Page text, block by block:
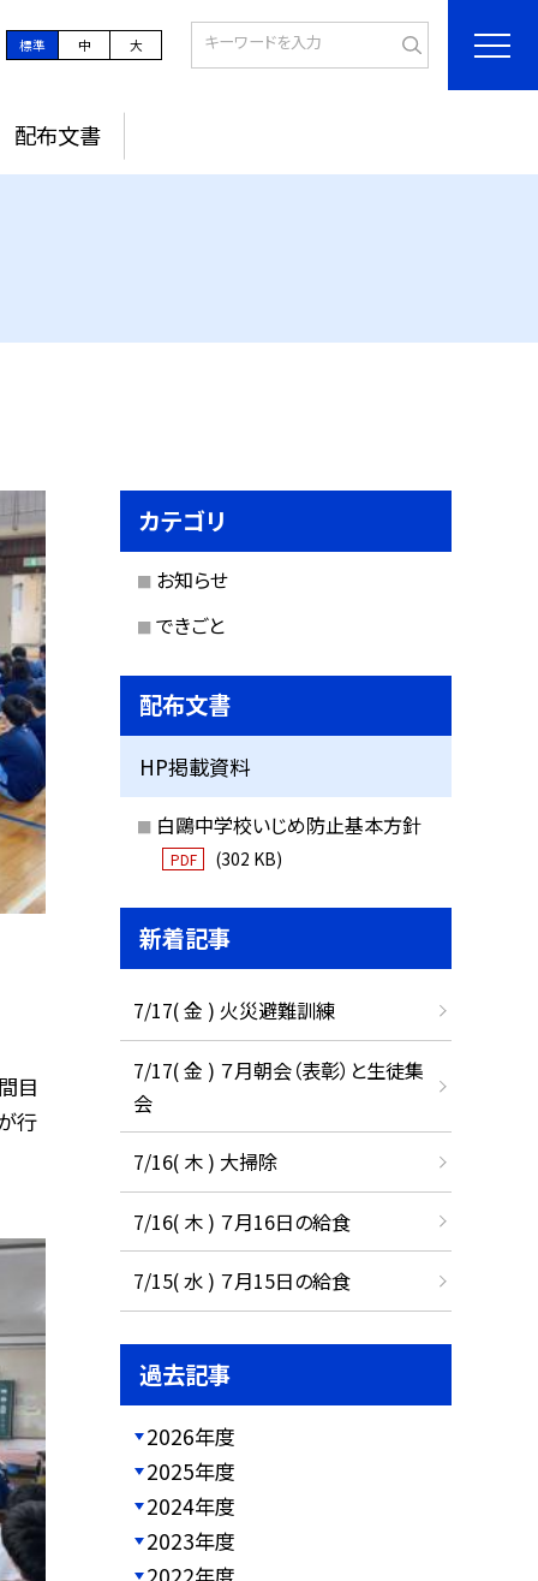
標準 中 大
配布文書
目
行
カテゴリ
お知らせ
できごと
配布文書
HP掲載資料
白鷗中学校いじめ防止基本方針
PDF (302 KB)
新着記事
7/17( 金 ) 火災避難訓練
7/17( 金 ) ７月朝会（表彰）と生徒集
会
7/16( 木 ) 大掃除
7/16( 木 ) ７月16日の給食
7/15( 水 ) ７月15日の給食
過去記事
2026年度
2025年度
2024年度
2023年度